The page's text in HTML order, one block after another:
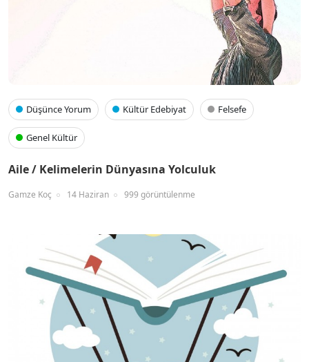
Düşünce Yorum Kültür Edebiyat Felsefe
Genel Kültür
Aile / Kelimelerin Dünyasına Yolculuk
Gamze Koç 14 Haziran 999 görüntülenme